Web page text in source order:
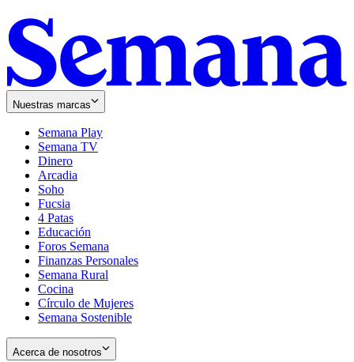
Nuestras marcas
Semana Play
Semana TV
Dinero
Arcadia
Soho
in
new
window
Fucsia
in
new
window
4 Patas
Educación
Foros Semana
Finanzas Personales
Semana Rural
Cocina
Círculo de Mujeres
Semana Sostenible
Acerca de nosotros